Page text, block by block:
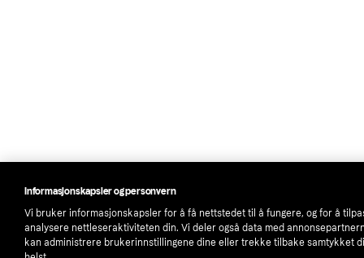
Informasjonskapsler og personvern
Vi bruker informasjonskapsler for å få nettstedet til å fungere, og for å
analysere nettleseraktiviteten din. Vi deler også data med
kan administrere brukerinnstillingene dine eller trekke tilbake samtykket